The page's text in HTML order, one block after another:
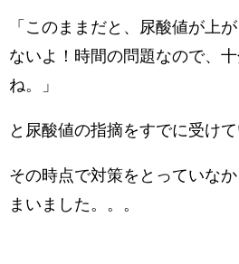
「このままだと、尿酸値が上
ないよ！時間の問題なので、
ね。」
と尿酸値の指摘をすでに受けて
その時点で対策をとっていな
まいました。。。